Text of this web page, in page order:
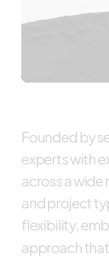
Founded bys
expertswithe
acrossawider
andprojectty
flexibility,emb
approachthat